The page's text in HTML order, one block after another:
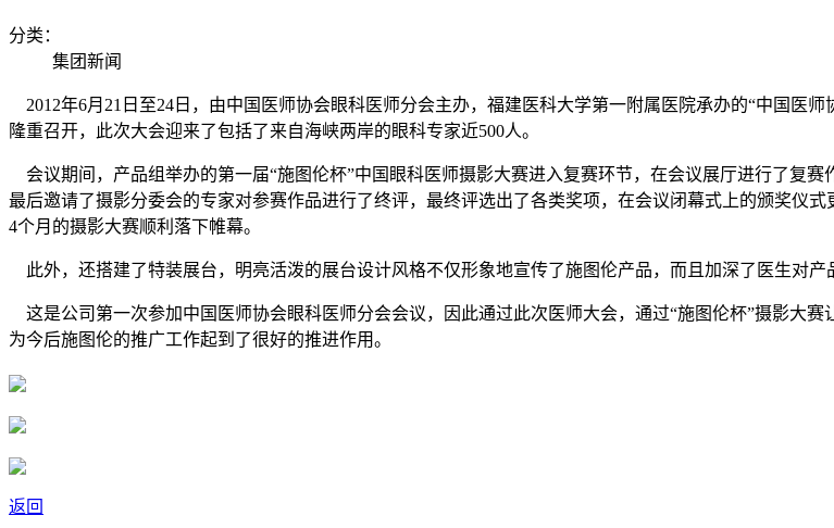
分类：
集团新闻
2012年6月21日至24日，由中国医师协会眼科医师分会主办，福建医科大学第一附属医院承办的“中国医
隆重召开，此次大会迎来了包括了来自海峡两岸的眼科专家近500人。
会议期间，产品组举办的第一届“施图伦杯”中国眼科医师摄影大赛进入复赛环节，在会议展厅进行了复
最后邀请了摄影分委会的专家对参赛作品进行了终评，最终评选出了各类奖项，在会议闭幕式上的颁奖仪
4个月的摄影大赛顺利落下帷幕。
此外，还搭建了特装展台，明亮活泼的展台设计风格不仅形象地宣传了施图伦产品，而且加深了医生对
这是公司第一次参加中国医师协会眼科医师分会会议，因此通过此次医师大会，通过“施图伦杯”摄影大
为今后施图伦的推广工作起到了很好的推进作用。
返回